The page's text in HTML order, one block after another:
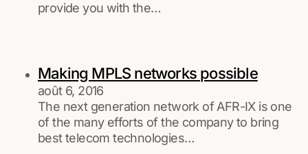
provide you with the…
Making MPLS networks possible
août 6, 2016
The next generation network of AFR-IX is one
of the many efforts of the company to bring
best telecom technologies…